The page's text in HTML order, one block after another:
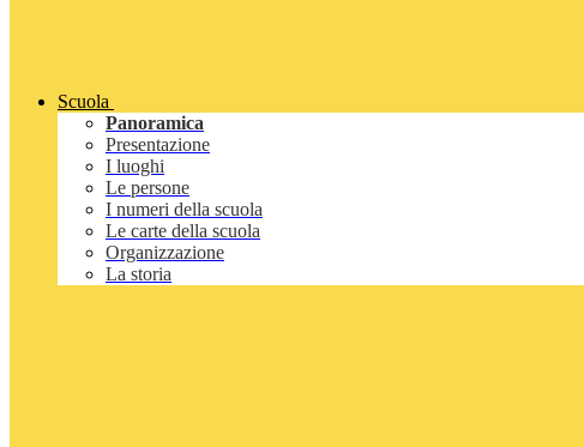
Scuola
Panoramica
Presentazione
I luoghi
Le persone
I numeri della scuola
Le carte della scuola
Organizzazione
La storia